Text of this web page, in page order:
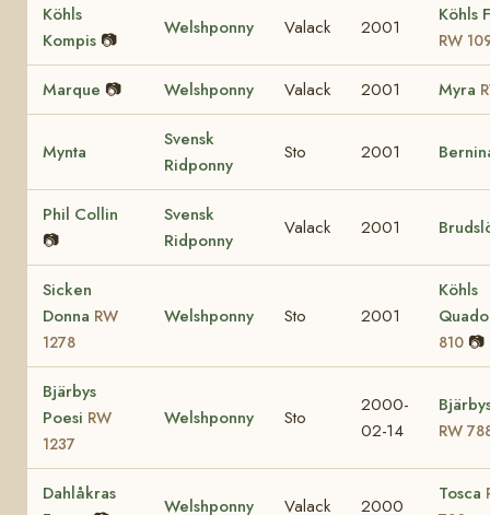
Köhls
Kompis 📷
Welshponny Valack 2001
Köhls
RW
Marque 📷 Welshponny Valack 2001 Myra
Mynta
Svensk
Ridponny
Sto 2001
Phil Collin
📷
Svensk
Ridponny
Valack 2001
Sicken
Donna RW
1278
Welshponny Sto 2001
Köhls
810 📷
Bjärbys
Poesi RW
1237
Welshponny Sto
2000-
02-14
RW
Dahlåkras
Welshponny Valack 2000
Tosca